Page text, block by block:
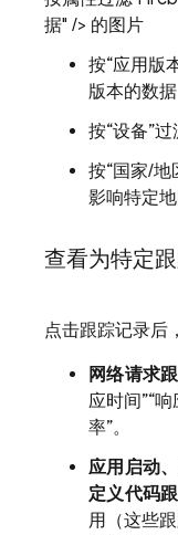
据" /> 的图片
按“应用版
版本的数据
按“设备”过
按“国家/地
影响特定
查看为特定
点击跟踪记录后
网络请求
应时间”“
率”。
应用启动
定义代码
用（这些